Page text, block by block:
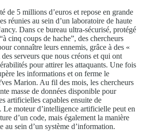
de 5 millions d’euros et repose en grande
réunies au sein d’un laboratoire de haute
Dans ce bureau ultra-sécurisé, protégé
cinq coups de hache”, des chercheurs
connaître leurs ennemis, grâce à des «
serveurs que nous créons et qui ont
pour attirer les attaquants. Une fois
les informations et on ferme le
Marion. Au fil des mois, les chercheurs
masse de données disponible pour
artificielles capables ensuite de
Le moteur d’intelligence artificielle peut en
d’un code, mais également la manière
au sein d’un système d’information.